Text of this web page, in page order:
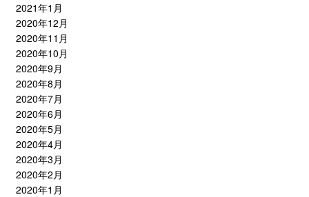
2021年1月
2020年12月
2020年11月
2020年10月
2020年9月
2020年8月
2020年7月
2020年6月
2020年5月
2020年4月
2020年3月
2020年2月
2020年1月